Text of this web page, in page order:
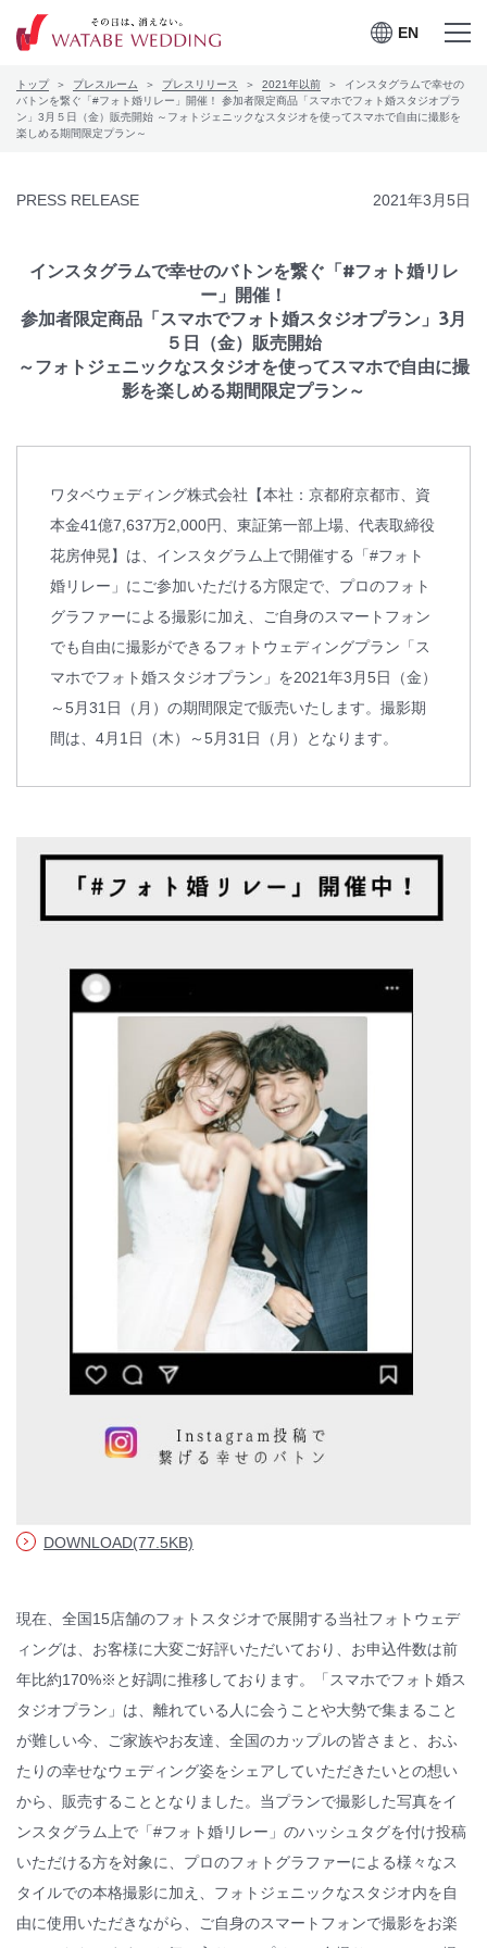
EN
を開く
EN
メニュー
を閉じる
プレスルーム
CSRの取り組み
お問合せ
ワタベウェディングサービ
スサイト
採用情報
トップ プレスルーム プレスリリース 2021年以前
インスタグラムで幸せの
バトンを繋ぐ「#フォト婚リレー」開催！ 参加者限定商品「スマホでフォト婚スタジオプラ
ン」3月５日（金）販売開始 ～フォトジェニックなスタジオを使ってスマホで自由に撮影を
楽しめる期間限定プラン～
PRESS RELEASE 2021年3月5日
インスタグラムで幸せのバトンを繋ぐ「#フォト婚リレ
ー」開催！
参加者限定商品「スマホでフォト婚スタジオプラン」3月
５日（金）販売開始
～フォトジェニックなスタジオを使ってスマホで自由に撮
影を楽しめる期間限定プラン～
ワタベウェディング株式会社【本社：京都府京都市、資
本金41億7,637万2,000円、東証第一部上場、代表取締役
花房伸晃】は、インスタグラム上で開催する「#フォト
婚リレー」にご参加いただける方限定で、プロのフォト
グラファーによる撮影に加え、ご自身のスマートフォン
でも自由に撮影ができるフォトウェディングプラン「ス
マホでフォト婚スタジオプラン」を2021年3月5日（金）
～5月31日（月）の期間限定で販売いたします。撮影期
間は、4月1日（木）～5月31日（月）となります。
DOWNLOAD(77.5KB)
現在、全国15店舗のフォトスタジオで展開する当社フォトウェデ
ィングは、お客様に大変ご好評いただいており、お申込件数は前
年比約170%※と好調に推移しております。「スマホでフォト婚ス
タジオプラン」は、離れている人に会うことや大勢で集まること
が難しい今、ご家族やお友達、全国のカップルの皆さまと、おふ
たりの幸せなウェディング姿をシェアしていただきたいとの想い
から、販売することとなりました。当プランで撮影した写真をイ
ンスタグラム上で「#フォト婚リレー」のハッシュタグを付け投稿
いただける方を対象に、プロのフォトグラファーによる様々なス
タイルでの本格撮影に加え、フォトジェニックなスタジオ内を自
由に使用いただきながら、ご自身のスマートフォンで撮影をお楽